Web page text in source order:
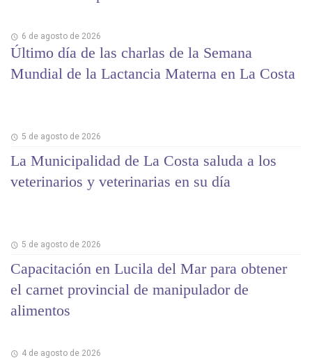
6 de agosto de 2026
Último día de las charlas de la Semana
Mundial de la Lactancia Materna en La Costa
5 de agosto de 2026
La Municipalidad de La Costa saluda a los
veterinarios y veterinarias en su día
5 de agosto de 2026
Capacitación en Lucila del Mar para obtener
el carnet provincial de manipulador de
alimentos
4 de agosto de 2026